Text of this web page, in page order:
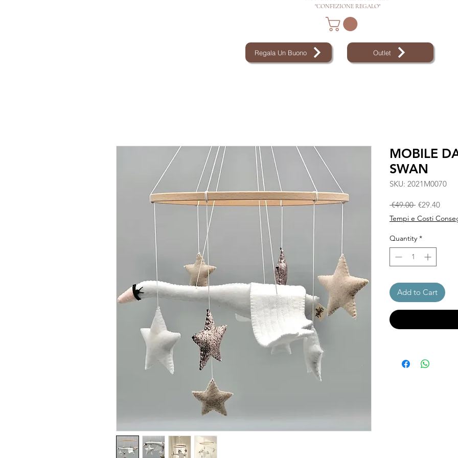
"CONFEZIONE REGALO"
Regala Un Buono Outlet
MOBILE
SWAN
SKU: 2021M0070
€49.00 Regular Price
€29.40Sale
Tempi e Costi
Quantity *
Add to Cart